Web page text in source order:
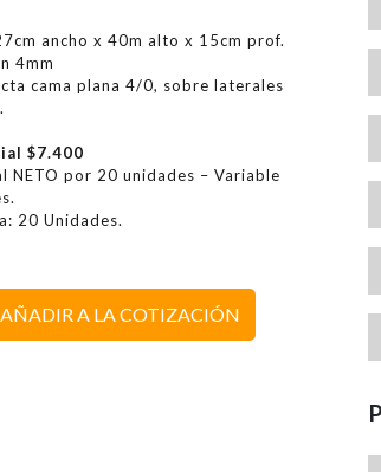
ancho x 40m alto x 15cm prof.
4mm
cama plana 4/0, sobre laterales
$7.400
NETO por 20 unidades – Variable
20 Unidades.
AÑADIR A LA COTIZACIÓN